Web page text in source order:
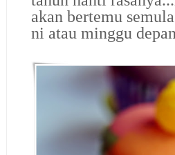
akan bertemu
ni atau minggu